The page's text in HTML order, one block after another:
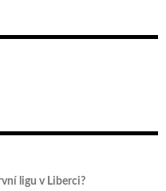
ligu v Liberci?